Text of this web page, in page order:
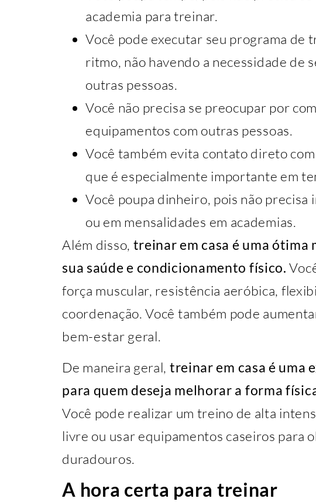
academia para treinar.
Você pode executar seu programa de
ritmo, não havendo a necessidade de
outras pessoas.
Você não precisa se preocupar por
equipamentos com outras pessoas.
Você também evita contato direto
que é especialmente importante em
Você poupa dinheiro, pois não
ou em mensalidades em academias.
Além disso, treinar em casa é uma ótima
sua saúde e condicionamento físico.
força muscular, resistência aeróbica,
coordenação. Você também pode
bem-estar geral.
De maneira geral, treinar em casa é uma
para quem deseja melhorar a forma
Você pode realizar um treino de alta
livre ou usar equipamentos caseiros para
duradouros.
A hora certa para treinar